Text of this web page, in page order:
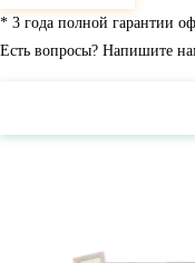
* 3 года полной гарантии
Есть вопросы? Напишите